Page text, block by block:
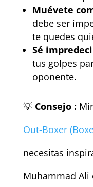
Muévete
debe ser
te quedes
Sé
tus golpes
oponente.
💡 Consejo :
Out-Boxer
necesitas
Muhammad Ali